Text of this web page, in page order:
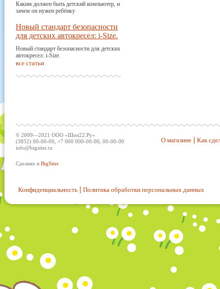
Каким должен быть детский компьютер, и
зачем он нужен ребёнку
Новый стандарт безопасности
для детских автокресел: i-Size.
Новый стандарт безопасности для детских
автокресел: i-Size.
все статьи
© 2009—2021 ООО «Шоп22.Ру»
(3852) 00-00-00, +7 000 000-00-00, 00-00-00
info@bigsiter.ru
Сделано в BigSiter
О магазине Как
Конфиденциальность Политика обработки персональных данных